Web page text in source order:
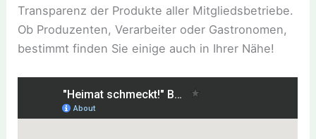
Transparenz der Produkte aller Mitgliedsbetriebe.
Ob Produzenten, Verarbeiter oder Gastronomen,
bestimmt finden Sie einige auch in Ihrer Nähe!